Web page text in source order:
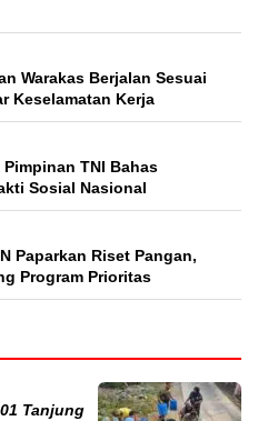
Warakas Berjalan Sesuai
Keselamatan Kerja
TNI Bahas
Sosial Nasional
Paparkan Riset Pangan,
Program Prioritas
Tanjung